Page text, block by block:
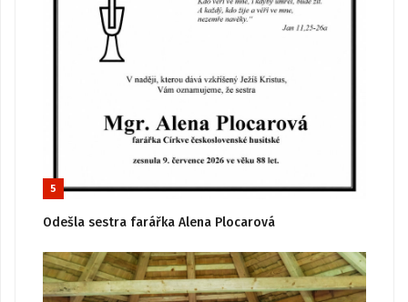
5
Odešla sestra farářka Alena Plocarová